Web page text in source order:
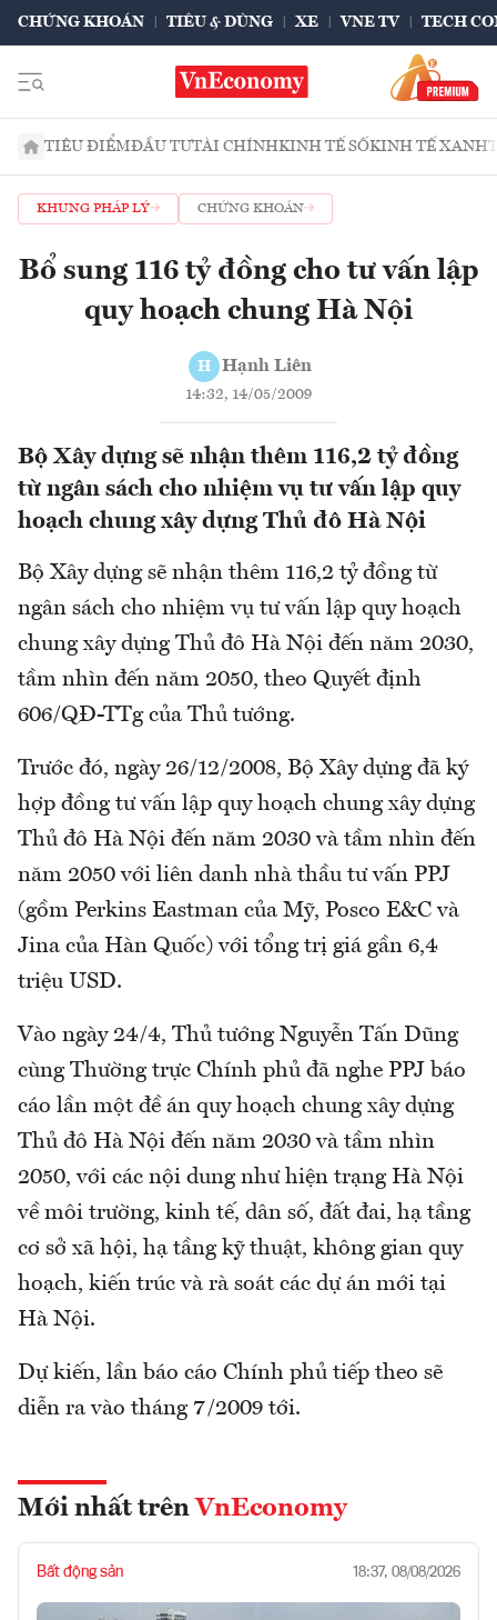
CHỨNG KHOÁN TIÊU & DÙNG XE VNE TV TECH
TIÊU ĐIỂMĐẦU TƯTÀI CHÍNHKINH TẾ SỐKINH TẾ XANH
KHUNG PHÁP LÝ CHỨNG KHOÁN
Bổ sung 116 tỷ đồng cho tư vấn lập
quy hoạch chung Hà Nội
H Hạnh Liên
14:32, 14/05/2009
Bộ Xây dựng sẽ nhận thêm 116,2 tỷ đồng
từ ngân sách cho nhiệm vụ tư vấn lập quy
hoạch chung xây dựng Thủ đô Hà Nội
Bộ Xây dựng sẽ nhận thêm 116,2 tỷ đồng từ
ngân sách cho nhiệm vụ tư vấn lập quy hoạch
chung xây dựng Thủ đô Hà Nội đến năm 2030,
tầm nhìn đến năm 2050, theo Quyết định
606/QĐ-TTg của Thủ tướng.
Trước đó, ngày 26/12/2008, Bộ Xây dựng đã ký
hợp đồng tư vấn lập quy hoạch chung xây dựng
Thủ đô Hà Nội đến năm 2030 và tầm nhìn đến
năm 2050 với liên danh nhà thầu tư vấn PPJ
(gồm Perkins Eastman của Mỹ, Posco E&C và
Jina của Hàn Quốc) với tổng trị giá gần 6,4
triệu USD.
Vào ngày 24/4, Thủ tướng Nguyễn Tấn Dũng
cùng Thường trực Chính phủ đã nghe PPJ báo
cáo lần một đề án quy hoạch chung xây dựng
Thủ đô Hà Nội đến năm 2030 và tầm nhìn
2050, với các nội dung như hiện trạng Hà Nội
về môi trường, kinh tế, dân số, đất đai, hạ tầng
cơ sở xã hội, hạ tầng kỹ thuật, không gian quy
hoạch, kiến trúc và rà soát các dự án mới tại
Hà Nội.
Dự kiến, lần báo cáo Chính phủ tiếp theo sẽ
diễn ra vào tháng 7/2009 tới.
Mới nhất trên VnEconomy
Bất động sản 18:37, 08/08/2026